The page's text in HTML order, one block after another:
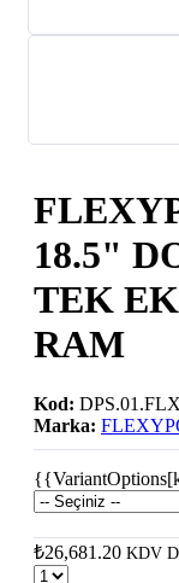
18.5"
TEK
RAM
Kod:
Marka:
₺26,681.20 KDV